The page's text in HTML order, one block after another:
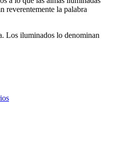
reverentemente la palabra
Los iluminados lo denominan